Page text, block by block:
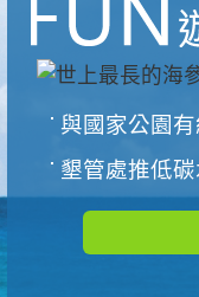
與國家公園
墾管處推低碳